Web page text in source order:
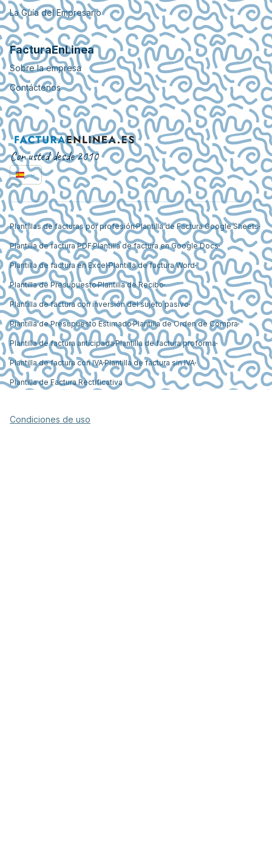
La Guía del Empresario
FacturaEnLinea
Sobre la empresa
Contáctenos
Con usted desde 2010
Plantillas de facturas por profesiónPlantilla de Factura Google Sheets
Plantilla de factura PDFPlantilla de factura en Google Docs
Plantilla de factura en ExcelPlantilla de factura Word
Plantilla de PresupuestoPlantilla de Recibo
Plantilla de factura con inversión del sujeto pasivo
Plantilla de Presupuesto EstimadoPlantilla de Orden de Compra
Plantilla de factura anticipadaPlantilla de factura proforma
Plantilla de factura con IVAPlantilla de factura sin IVA
Plantilla de Factura Rectificativa
Condiciones de uso